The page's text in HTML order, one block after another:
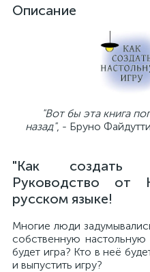
Описание
"Вот бы эта книга
назад", - Бруно
"Как создать
Руководство от
русском языке!
Многие люди
собственную
будет игра? Кто в неё
и выпустить игру?